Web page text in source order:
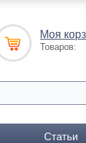
Моя
Товаров:
Статьи